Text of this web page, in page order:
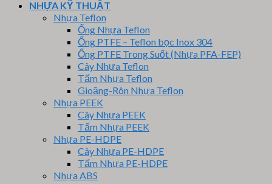
NHỰA KỸ THUẬT
Nhựa Teflon
Ống Nhựa Teflon
Ống PTFE – Teflon bọc Inox 304
Ống PTFE Trong Suốt (Nhựa PFA-FEP)
Cây Nhựa Teflon
Tấm Nhựa Teflon
Gioăng-Rôn Nhựa Teflon
Nhựa PEEK
Cây Nhựa PEEK
Tấm Nhựa PEEK
Nhựa PE-HDPE
Cây Nhựa PE-HDPE
Tấm Nhựa PE-HDPE
Nhựa ABS